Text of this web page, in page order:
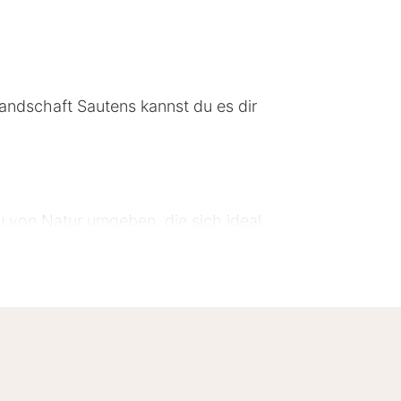
Sautens kannst du es dir
Natur umgeben, die sich ideal
und WC ausgestattet.